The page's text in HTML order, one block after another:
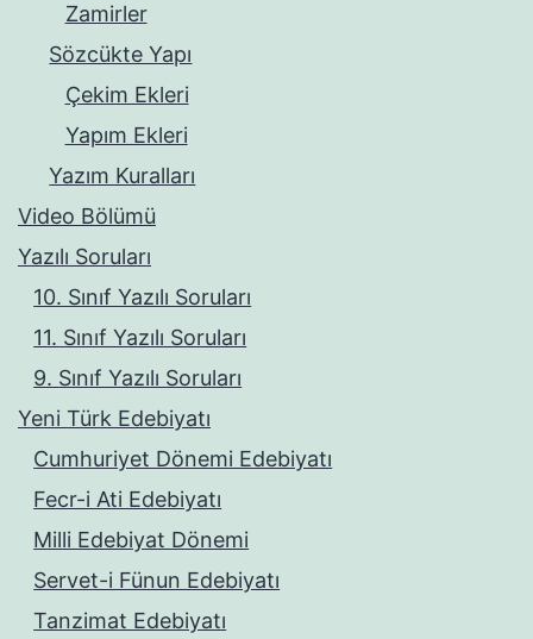
Zamirler
Sözcükte Yapı
Çekim Ekleri
Yapım Ekleri
Yazım Kuralları
Video Bölümü
Yazılı Soruları
10. Sınıf Yazılı Soruları
11. Sınıf Yazılı Soruları
9. Sınıf Yazılı Soruları
Yeni Türk Edebiyatı
Cumhuriyet Dönemi Edebiyatı
Fecr-i Ati Edebiyatı
Milli Edebiyat Dönemi
Servet-i Fünun Edebiyatı
Tanzimat Edebiyatı